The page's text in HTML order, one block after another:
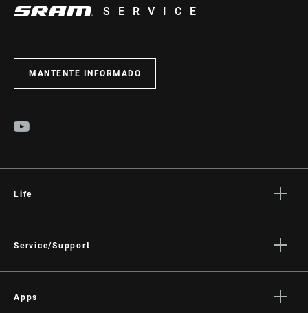
SERVICE
MANTENTE INFORMADO
Life
Cultura
Service/Support
Dealer Support
Apps